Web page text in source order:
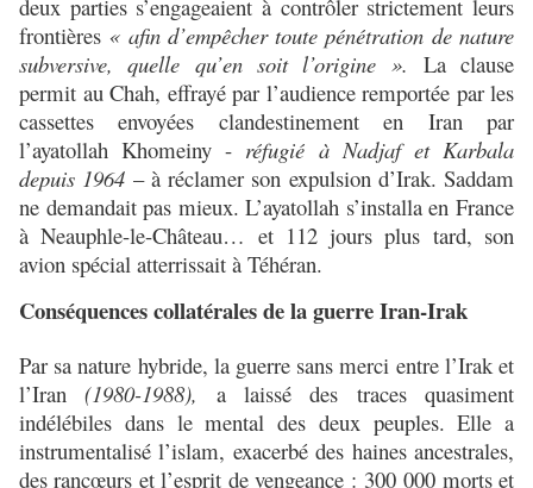
deux parties s’engageaient à contrôler strictement leurs
frontières « afin d’empêcher toute pénétration de nature
subversive, quelle qu’en soit l’origine ». La clause
permit au Chah, effrayé par l’audience remportée par les
cassettes envoyées clandestinement en Iran par
l’ayatollah Khomeiny - réfugié à Nadjaf et Karbala
depuis 1964 – à réclamer son expulsion d’Irak. Saddam
ne demandait pas mieux. L’ayatollah s’installa en France
à Neauphle-le-Château… et 112 jours plus tard, son
avion spécial atterrissait à Téhéran.
Conséquences collatérales de la guerre Iran-Irak
Par sa nature hybride, la guerre sans merci entre l’Irak et
l’Iran(1980-1988), a laissé des traces quasiment
indélébiles dans le mental des deux peuples. Elle a
instrumentalisé l’islam, exacerbé des haines ancestrales,
des rancœurs et l’esprit de vengeance : 300 000 morts et